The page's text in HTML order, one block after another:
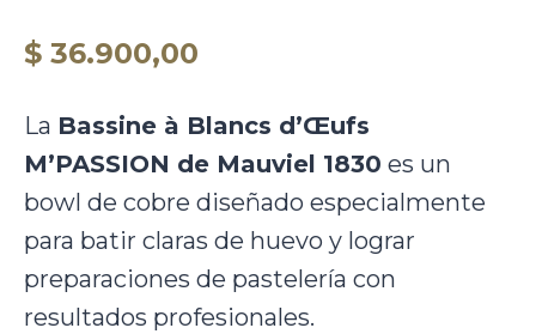
$ 36.900,00
La Bassine à Blancs d’Œufs
M’PASSION de Mauviel 1830 es un
bowl de cobre diseñado especialmente
para batir claras de huevo y lograr
preparaciones de pastelería con
resultados profesionales.